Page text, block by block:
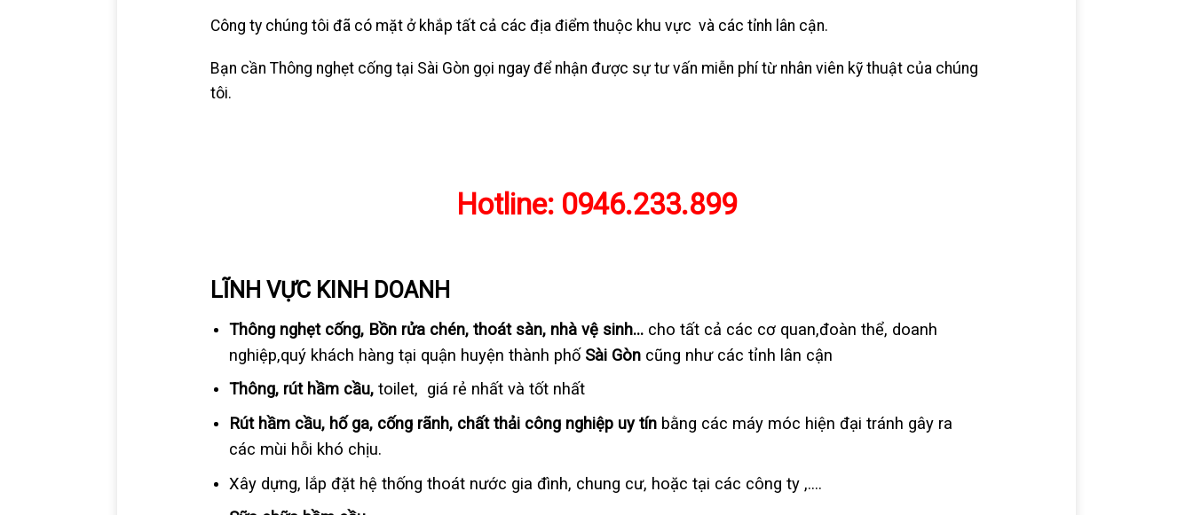
Công ty chúng tôi đã có mặt ở khắp tất cả các địa điểm thuộc khu vực và các tỉnh lân cận.
Bạn cần Thông nghẹt cống tại Sài Gòn gọi ngay để nhận được sự tư vấn miễn phí từ nhân viên kỹ thuật của chúng
tôi.
Hotline: 0946.233.899
LĨNH VỰC KINH DOANH
Thông nghẹt cống, Bồn rửa chén, thoát sàn, nhà vệ sinh…cho tất cả các cơ quan,đoàn thể, doanh
nghiệp,quý khách hàng tại quận huyện thành phố Sài Gòncũng như các tỉnh lân cận
Thông, rút hầm cầu,toilet, giá rẻ nhất và tốt nhất
Rút hầm cầu, hố ga, cống rãnh, chất thải công nghiệp uy tínbằng các máy móc hiện đại tránh gây ra
các mùi hỗi khó chịu.
Xây dựng, lắp đặt hệ thống thoát nước gia đình, chung cư, hoặc tại các công ty ,….